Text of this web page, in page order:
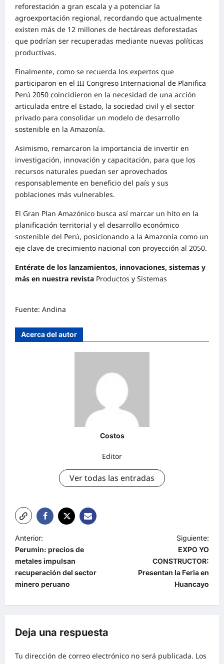
reforestación a gran escala y a potenciar la
agroexportación regional, recordando que actualmente
existen más de 12 millones de hectáreas deforestadas
que podrían ser recuperadas mediante nuevas políticas
productivas.
Finalmente, como se recuerda los expertos que
participaron en el III Congreso Internacional de Planifica
Perú 2050 coincidieron en la necesidad de una acción
articulada entre el Estado, la sociedad civil y el sector
privado para consolidar un modelo de desarrollo
sostenible en la Amazonía.
Asimismo, remarcaron la importancia de invertir en
investigación, innovación y capacitación, para que los
recursos naturales puedan ser aprovechados
responsablemente en beneficio del país y sus
poblaciones más vulnerables.
El Gran Plan Amazónico busca así marcar un hito en la
planificación territorial y el desarrollo económico
sostenible del Perú, posicionando a la Amazonía como un
eje clave de crecimiento nacional con proyección al 2050.
Entérate de los lanzamientos, innovaciones, sistemas y
más en nuestra revista Productos y Sistemas
Fuente: Andina
Acerca del autor
Costos
Editor
Ver todas las entradas
Anterior:
Perumin: precios de
metales impulsan
recuperación del sector
minero peruano
Siguiente:
EXPO YO
CONSTRUCTOR:
Presentan la Feria en
Huancayo
Deja una respuesta
Tu dirección de correo electrónico no será publicada. Los